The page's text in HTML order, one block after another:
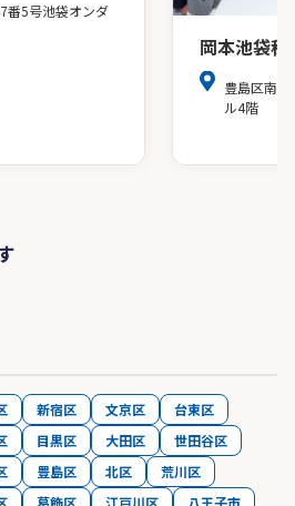
番5号池袋オンダ
岡本池袋
豊島区南池
ル4階
新宿区 文京区
台東区
目黒区 大田区
世田谷区
豊島区 北区
荒川区
葛飾区 江戸川区
八王子市